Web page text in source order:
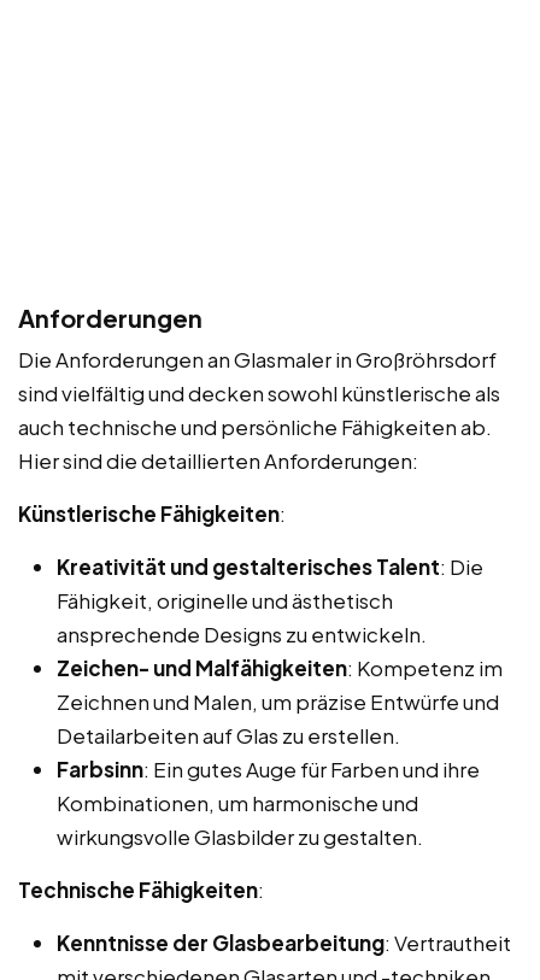
Anforderungen
Die Anforderungen an Glasmaler in Großröhrsdorf
sind vielfältig und decken sowohl künstlerische als
auch technische und persönliche Fähigkeiten ab.
Hier sind die detaillierten Anforderungen:
Künstlerische Fähigkeiten:
Kreativität und gestalterisches Talent: Die
Fähigkeit, originelle und ästhetisch
ansprechende Designs zu entwickeln.
Zeichen- und Malfähigkeiten: Kompetenz im
Zeichnen und Malen, um präzise Entwürfe und
Detailarbeiten auf Glas zu erstellen.
Farbsinn: Ein gutes Auge für Farben und ihre
Kombinationen, um harmonische und
wirkungsvolle Glasbilder zu gestalten.
Technische Fähigkeiten:
Kenntnisse der Glasbearbeitung: Vertrautheit